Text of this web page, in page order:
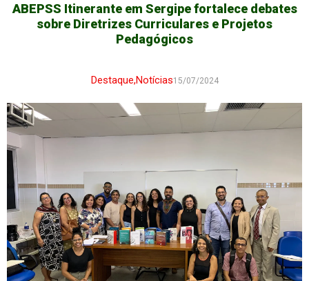
ABEPSS Itinerante em Sergipe fortalece debates
sobre Diretrizes Curriculares e Projetos
Pedagógicos
Destaque,Notícias15/07/2024